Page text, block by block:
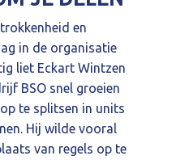
en
in de organisatie
liet Eckart Wintzen
BSO snel groeien
te splitsen in units
Hij wilde vooral
van regels op te